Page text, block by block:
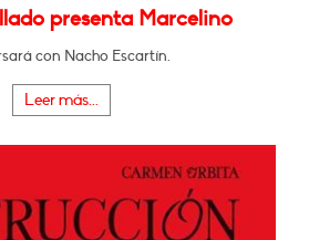
presenta Marcelino
con Nacho Escartín.
Leer más...